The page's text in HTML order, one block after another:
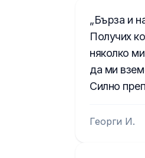
Бърза и
Получих
няколко
да ми
Силно
Георги И.